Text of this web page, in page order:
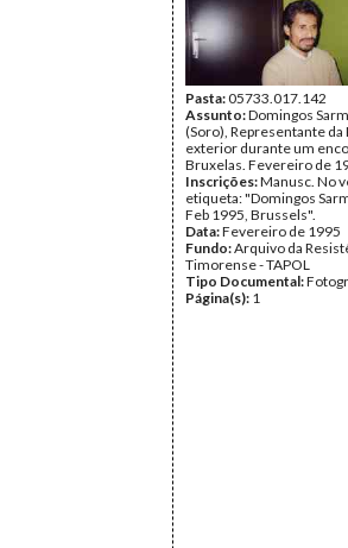
Pasta:05733.017.142
Assunto:Domingos
(Soro), Representante da
exterior durante um
Bruxelas. Fevereiro de
Inscrições:Manusc. No
etiqueta: "Domingos
Feb 1995, Brussels".
Data:Fevereiro de 1995
Fundo:Arquivo da
Timorense - TAPOL
Tipo Documental:
Página(s): 1